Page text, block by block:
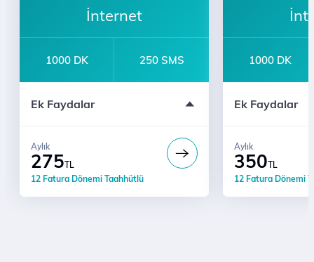
İnternet
1000 DK 250 SMS
Ek Faydalar
Ücretsiz Dijital Kurye Hizmeti
Kontrol Sizde Hediye
12 Fatura Dönemi Taahhütlü
275TL
Aylık
1000 DK
Ek Faydalar
Ücretsiz Dijital
Sınırsız
12 Fatura Dönemi
350TL
Aylık